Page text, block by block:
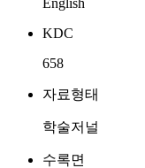
English
KDC
658
자료형태
학술저널
수록면